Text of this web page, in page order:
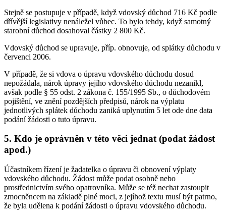
Stejně se postupuje v případě, když vdovský důchod 716 Kč podle
dřívější legislativy nenáležel vůbec. To bylo tehdy, když samotný
starobní důchod dosahoval částky 2 800 Kč.
Vdovský důchod se upravuje, příp. obnovuje, od splátky důchodu v
červenci 2006.
V případě, že si vdova o úpravu vdovského důchodu dosud
nepožádala, nárok úpravy jejího vdovského důchodu nezanikl,
avšak podle § 55 odst. 2 zákona č. 155/1995 Sb., o důchodovém
pojištění, ve znění pozdějších předpisů, nárok na výplatu
jednotlivých splátek důchodu zaniká uplynutím 5 let ode dne data
podání žádosti o tuto úpravu.
5. Kdo je oprávněn v této věci jednat (podat žádost
apod.)
Účastníkem řízení je žadatelka o úpravu či obnovení výplaty
vdovského důchodu. Žádost může podat osobně nebo
prostřednictvím svého opatrovníka. Může se též nechat zastoupit
zmocněncem na základě plné moci, z jejíhož textu musí být patrno,
že byla udělena k podání žádosti o úpravu vdovského důchodu.